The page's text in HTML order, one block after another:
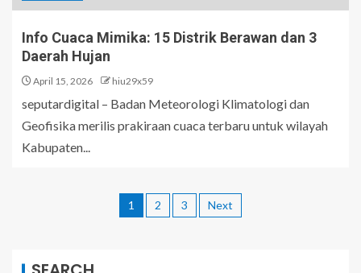
Info Cuaca Mimika: 15 Distrik Berawan dan 3
Daerah Hujan
April 15, 2026 hiu29x59
seputardigital – Badan Meteorologi Klimatologi dan
Geofisika merilis prakiraan cuaca terbaru untuk wilayah
Kabupaten...
1 2 3 Next